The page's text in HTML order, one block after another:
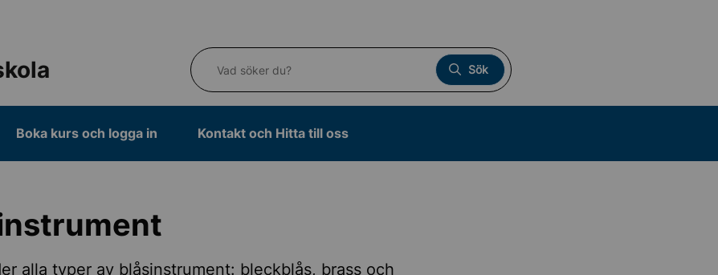
Vad söker du?
Sök
Boka kurs och logga in Kontakt och Hitta till oss
alla typer av blåsinstrument: bleckblås, brass och